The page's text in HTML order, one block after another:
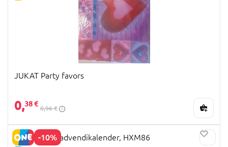
JUKAT Party favors
0,38 €
0,96 €
-10%
MINECRAFT advendikalender, HXM86